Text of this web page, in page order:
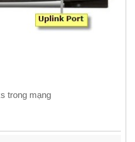
trong mạng